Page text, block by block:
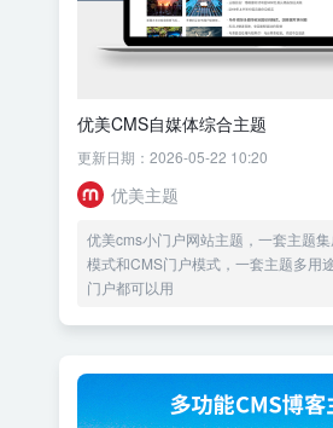
优美CMS自媒体综合主题
更新日期：2026-05-22 10:20
优美主题
优美cms小门户网站主题，一套主题
模式和CMS门户模式，一套主题多用
门户都可以用